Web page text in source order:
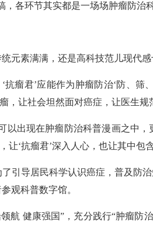
，各环节其实都是一场场肿瘤防治
素满满，还是高科技范儿现代感
瘤君’应能作为肿瘤防治‘防、
让社会坦然面对癌症，让医生
出现在肿瘤防治科普漫画之中
‘抗瘤君’深入人心，也让其中包
引导居民科学认识癌症，普及防
观科普数字馆。
健康强国”，充分践行“肿瘤防